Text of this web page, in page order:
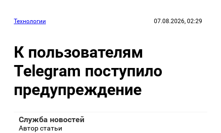
Технологии 07.08.2026, 02:29
К пользователям
Telegram поступило
предупреждение
Служба новостей
Автор статьи